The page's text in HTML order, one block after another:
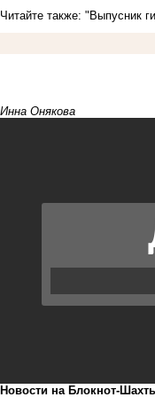
Читайте также: "Выпусник
Инна Онякова
Новости на Блoкнoт-